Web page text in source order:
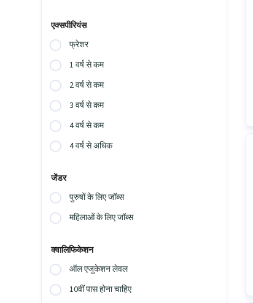
एक्सपीरियंस
फ्रेशर
1 वर्ष से कम
2 वर्ष से कम
3 वर्ष से कम
4 वर्ष से कम
4 वर्ष से अधिक
जेंडर
पुरुषों के लिए जॉब्स
महिलाओं के लिए जॉब्स
क्वालिफिकेशन
ऑल एजुकेशन लेवल
10वीं पास होना चाहिए